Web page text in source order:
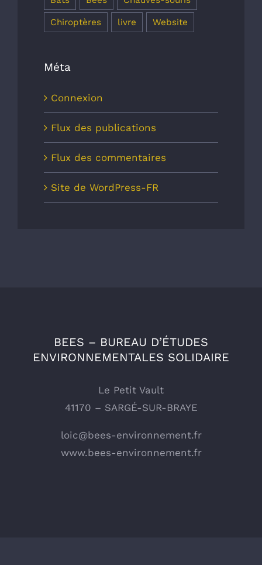
Chiroptères livre Website
Méta
Connexion
Flux des publications
Flux des commentaires
Site de WordPress-FR
BEES – BUREAU D’ÉTUDES
ENVIRONNEMENTALES SOLIDAIRE
Le Petit Vault
41170 – SARGÉ-SUR-BRAYE
loic@bees-environnement.fr
www.bees-environnement.fr